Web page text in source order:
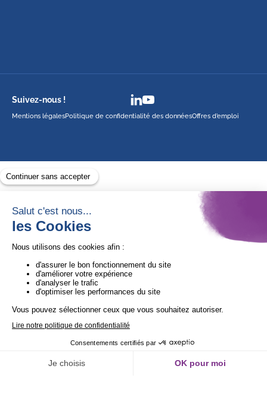
Suivez-nous !
Mentions légalesPolitique de confidentialité des donnéesOffres d’emploi
1ère Organisation de l’ESS certifiée Quali’OP